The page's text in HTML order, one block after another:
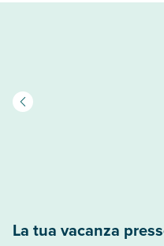
La tua vacanza